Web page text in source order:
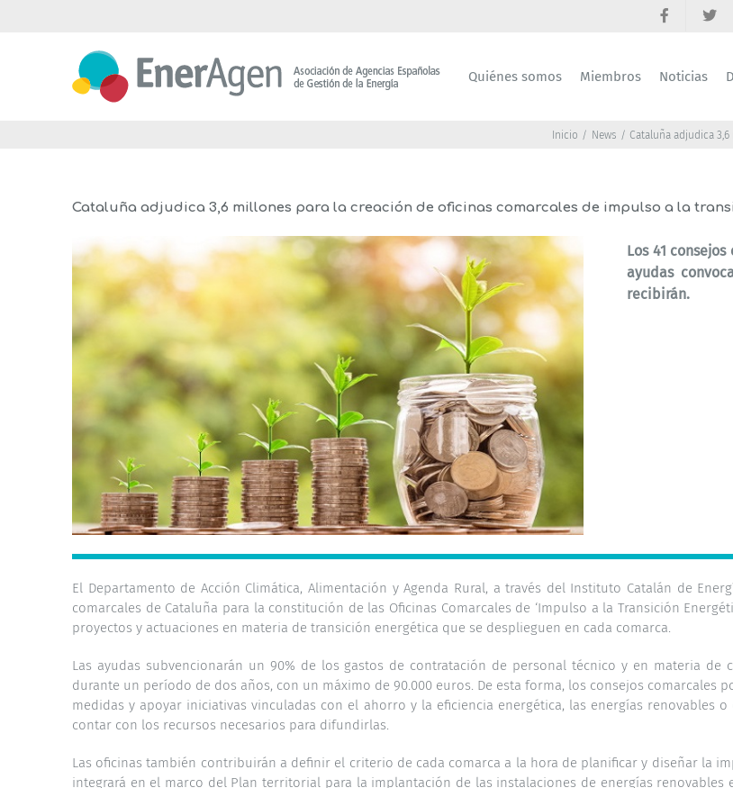
Quiénes somos Miembros Noticias
Inicio News Cataluña adjudica
Cataluña adjudica 3,6 millones para la creación de oficinas comarcales de impulso a la
Los 41
ayudas
recibirán.
El Departamento de Acción Climática, Alimentación y Agenda Rural, a través del Instituto Catalán de
comarcales de Cataluña para la constitución de las Oficinas Comarcales de ‘Impulso a la Transición
proyectos y actuaciones en materia de transición energética que se desplieguen en cada comarca.
Las ayudas subvencionarán un 90% de los gastos de contratación de personal técnico y en materia
durante un período de dos años, con un máximo de 90.000 euros. De esta forma, los consejos
medidas y apoyar iniciativas vinculadas con el ahorro y la eficiencia energética, las energías renovables
contar con los recursos necesarios para difundirlas.
Las oficinas también contribuirán a definir el criterio de cada comarca a la hora de planificar y diseñar la
integrará en el marco del Plan territorial para la implantación de las instalaciones de energías